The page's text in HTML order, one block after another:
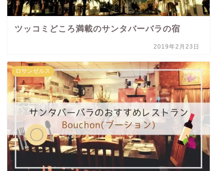
ツッコミどころ満載のサンタバーバラの宿
2019年2月23日
ロサンゼルス